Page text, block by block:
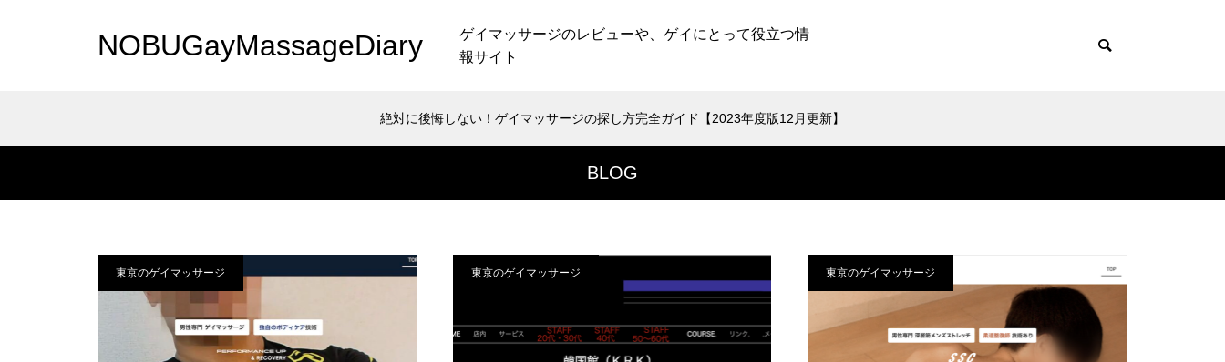
NOBUGayMassageDiary
ゲイマッサージのレビューや、ゲイにとって役立つ情
報サイト
絶対に後悔しない！ゲイマッサージの探し方完全ガイド【2023年度版12月更新】
37
BLOG
東京のゲイマッサージ 東京のゲイマッサージ 東京のゲイマッサージ